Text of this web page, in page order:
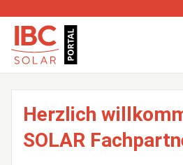
Herzlich
SOLAR